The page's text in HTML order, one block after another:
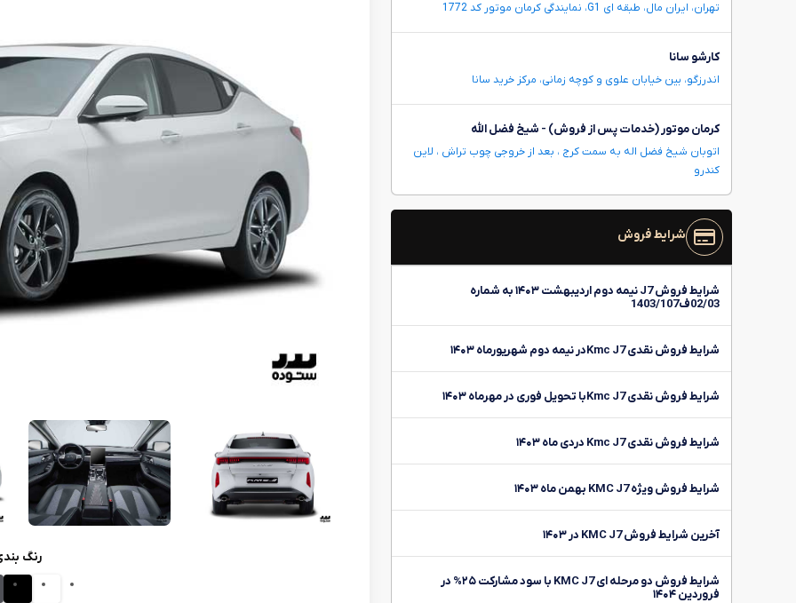
رنگ
تهران، ایران مال، طبقه ای G1، نمایندگی کرمان موتور کد 1772
کارشو سانا
اندرزگو، بین خیابان علوی و کوچه زمانی، مرکز خرید سانا
کرمان موتور (خدمات پس از فروش) - شیخ فضل الله
اتوبان شیخ فضل اله به سمت کرج ، بعد از خروجی چوب تراش ، لاین
کندرو
شرایط فروش
شرایط فروش J7 نیمه دوم اردیبهشت ۱۴۰۳ به شماره
02/03ف1403/107
شرایط فروش نقدی Kmc J7در نیمه دوم شهریورماه ۱۴۰۳
شرایط فروش نقدی Kmc J7با تحویل فوری در مهرماه ۱۴۰۳
شرایط فروش نقدی Kmc J7 دردی ماه ۱۴۰۳
شرایط فروش ویژه KMC J7 بهمن ماه ۱۴۰۳
آخرین شرایط فروش KMC J7 در ۱۴۰۳
شرایط فروش دو مرحله ای KMC J7 با سود مشارکت ۲۵% در
فروردین ۱۴۰۴